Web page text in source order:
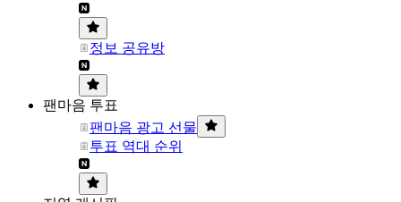
정보 공유방
팬마음 투표
팬마음 광고 선물
투표 역대 순위